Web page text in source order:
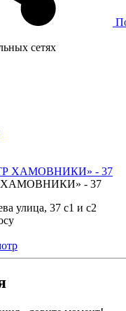
сетях
- 37
улица, 37 с1 и с2